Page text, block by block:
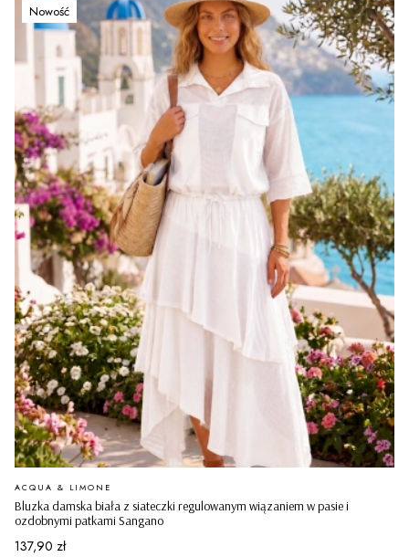
Nowość
Bluzka damska biała z siateczki regulowanym wiązaniem w pasie i
ozdobnymi patkami Sangano
PRODUCENT
ACQUA & LIMONE
Cena
137,90 zł